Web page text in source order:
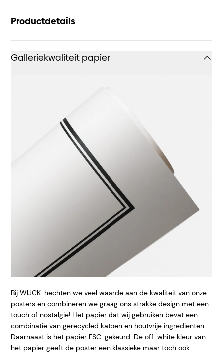
Productdetails
Galleriekwaliteit papier
Bij WIJCK. hechten we veel waarde aan de kwaliteit van onze
posters en combineren we graag ons strakke design met een
touch of nostalgie! Het papier dat wij gebruiken bevat een
combinatie van gerecycled katoen en houtvrije ingrediënten.
Daarnaast is het papier FSC-gekeurd. De off-white kleur van
het papier geeft de poster een klassieke maar toch ook